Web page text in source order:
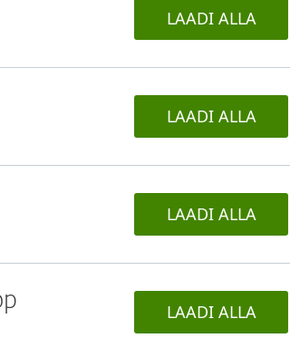
LAADI ALLA
LAADI ALLA
LAADI ALLA
LAADI ALLA